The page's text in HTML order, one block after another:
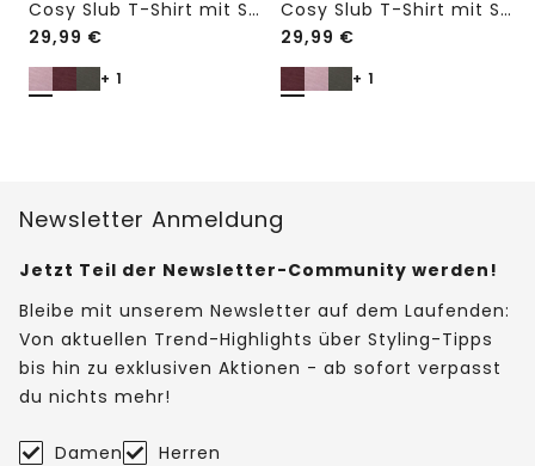
Cosy Slub T-Shirt mit Struktur
29,99 €
+ 1
Cosy Slub T-Shirt mit Struktur
29,99 €
+ 1
Newsletter Anmeldung
Jetzt Teil der Newsletter-Community werden!
Bleibe mit unserem Newsletter auf dem Laufenden:
Von aktuellen Trend-Highlights über Styling-Tipps
bis hin zu exklusiven Aktionen - ab sofort verpasst
du nichts mehr!
Damen Herren